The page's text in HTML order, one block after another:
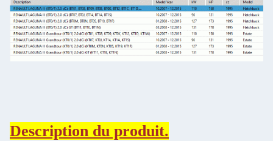
Description du produit.